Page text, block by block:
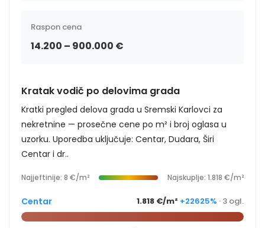
Raspon cena
14.200 – 900.000 €
Kratak vodič po delovima grada
Kratki pregled delova grada u Sremski Karlovci za
nekretnine — prosečne cene po m² i broj oglasa u
uzorku. Uporedba uključuje: Centar, Dudara, Širi
Centar i dr..
Najjeftinije: 8 €/m² Najskuplje: 1.818 €/m²
Centar 1.818 €/m² +22625% · 3 ogl.